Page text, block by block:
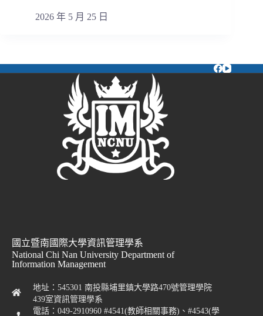
2026 年 5 月 25 日
國立暨南國際大學資訊管理學系
National Chi Nan University Department of
Information Management
地址：545301 南投縣埔里鎮大學路470號管理學院
439室資訊管理學系
電話：049-2910960 #4541(教師相關事務)、#4543(學